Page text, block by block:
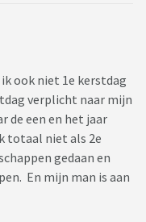
ook niet 1e kerstdag
verplicht naar mijn
de een en het jaar
totaal niet als 2e
gedaan en
En mijn man is aan